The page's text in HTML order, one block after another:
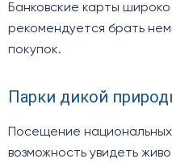
Банковские карты
рекомендуется брать
покупок.
Парки дикой
Посещение
возможность увидеть